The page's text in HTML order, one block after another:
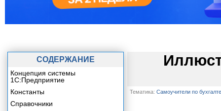
Тематика: Самоучители по
СОДЕРЖАНИЕ
Концепция системы
1С:Предприятие
Константы
Справочники